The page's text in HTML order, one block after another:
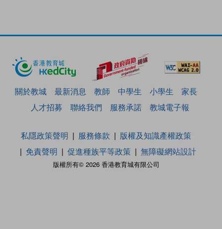
關於教城 最新消息 教師 中學生 小學生
家長
人才招募
聯絡我們 服務承諾 教城電子報
版權所有© 2026 香港教育城有限公司
私隱政策聲明 服務條款
版權及知識產權政策
免責聲明
促進種族平等政策 無障礙網站設計